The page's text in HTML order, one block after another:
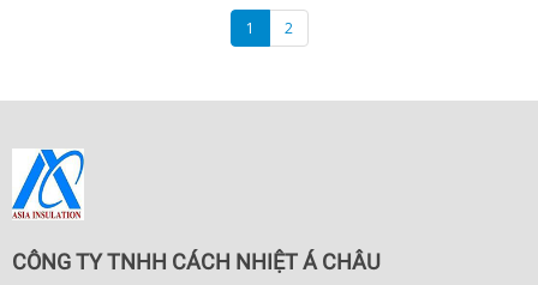
1 2
CÔNG TY TNHH CÁCH NHIỆT Á CHÂU